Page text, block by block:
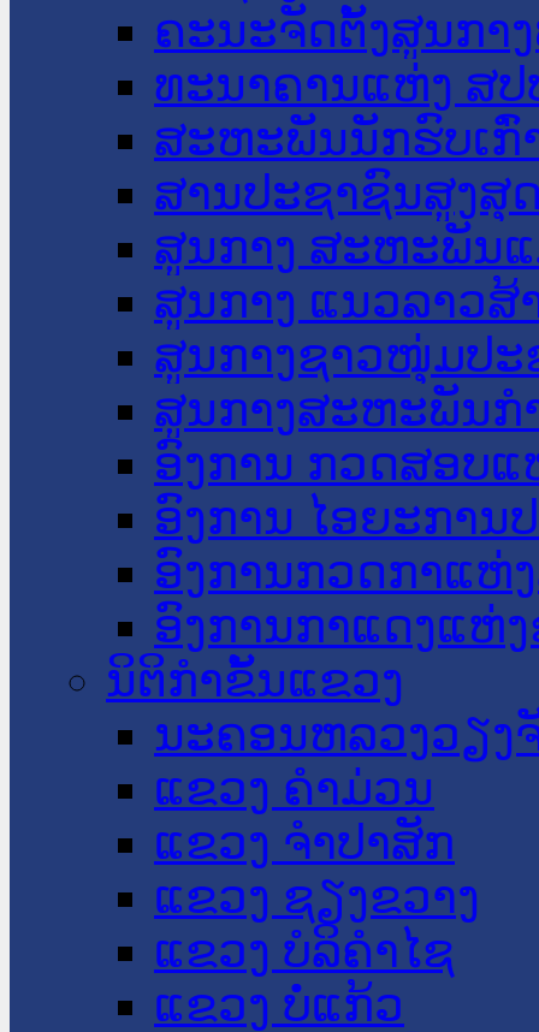
ຄະນະຈັດຕັ້ງສູນກາ
ທະນາຄານແຫ່ງ ສປ
ສະຫະພັນນັກຮົບເກົ່
ສານປະຊາຊົນສູງສຸ
ສູນກາງ ສະຫະພັນ
ສູນກາງ ແນວລາວສ້
ສູນກາງຊາວໜຸ່ມປະ
ສູນກາງສະຫະພັນກ
ອົງການ ກວດສອບແ
ອົງການ ໄອຍະການ
ອົງການກວດກາແຫ່
ອົງການກາແດງແຫ່
ນິຕິກໍາຂັ້ນແຂວງ
ນະ​ຄອນ​ຫລວງວຽງ
ແຂວງ ຄໍາມ່ວນ
ແຂວງ ຈໍາປາສັກ
ແຂວງ ຊຽງຂວາງ
ແຂວງ ບໍລິຄໍາໄຊ
ແຂວງ ບໍ່ແກ້ວ